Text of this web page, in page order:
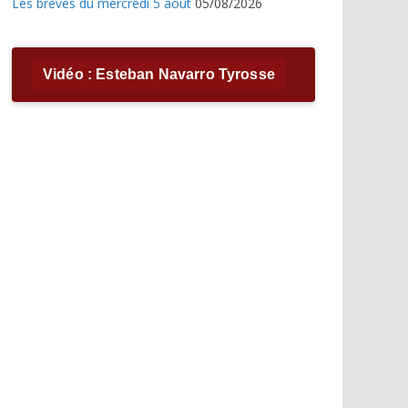
Vidéo : Esteban Navarro Tyrosse